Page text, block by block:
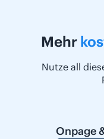
Mehr
Nutze all
Onpage